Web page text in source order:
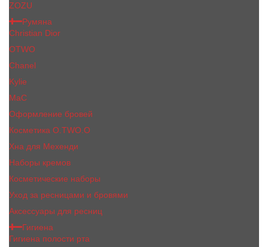
ZOZU
Румяна
Christian Dior
OTWO
Сhanеl
Kylie
MaC
Оформление бровей
Косметика O.TWO.O
Хна для Мехенди
Наборы кремов
Косметические наборы
Уход за ресницами и бровями
Аксессуары для ресниц
Гигиена
Гигиена полости рта